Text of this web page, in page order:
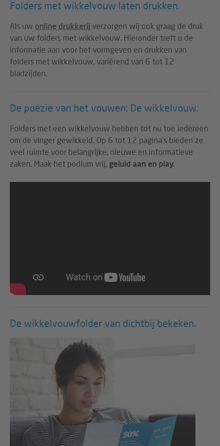
Folders met wikkelvouw laten drukken.
Als uw online drukkerij verzorgen wij ook graag de druk
van uw folders met wikkelvouw. Hieronder treft u de
informatie aan voor het vormgeven en drukken van
folders met wikkelvouw, variërend van 6 tot 12
bladzijden.
De poëzie van het vouwen: De wikkelvouw.
Folders met een wikkelvouw hebben tot nu toe iedereen
om de vinger gewikkeld. Op 6 tot 12 pagina's bieden ze
veel ruimte voor belangrijke, nieuwe en informatieve
zaken. Maak het podium vrij, geluid aan en play.
De wikkelvouwfolder van dichtbij bekeken.